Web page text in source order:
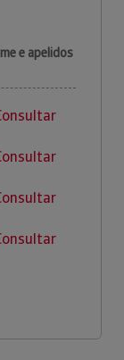
e apelidos